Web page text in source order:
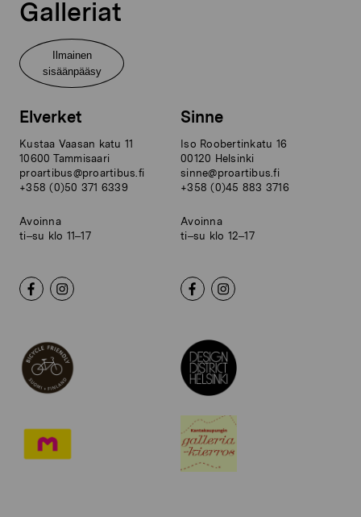
Galleriat
Ilmainen
sisäänpääsy
Elverket
Kustaa Vaasan katu 11
10600 Tammisaari
proartibus@proartibus.fi
+358 (0)50 371 6339
Avoinna
ti–su klo 11–17
Sinne
Iso Roobertinkatu 16
00120 Helsinki
sinne@proartibus.fi
+358 (0)45 883 3716
Avoinna
ti–su klo 12–17